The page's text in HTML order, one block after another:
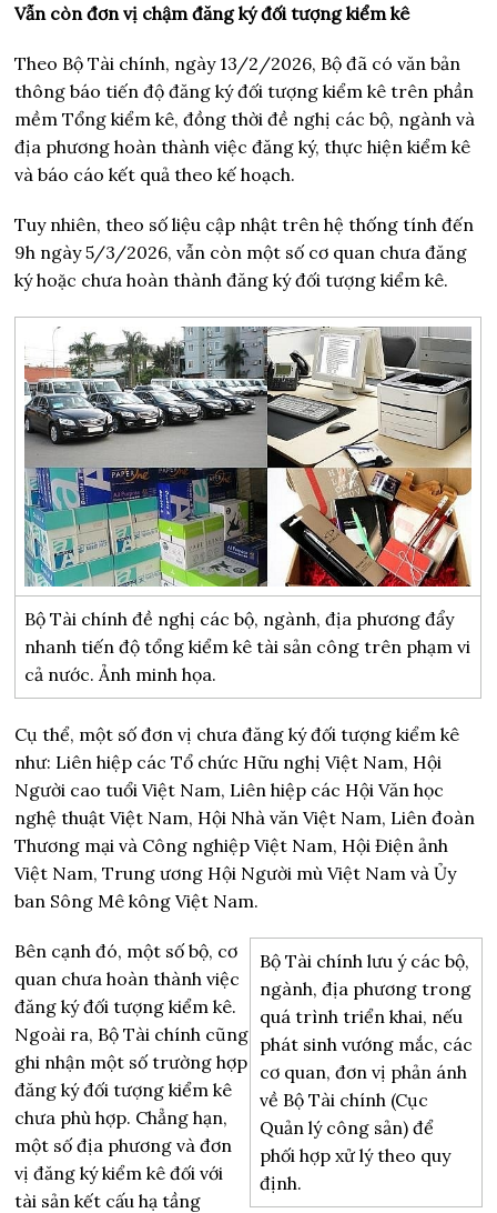
Vẫn còn đơn vị chậm đăng ký đối tượng kiểm kê
Theo Bộ Tài chính, ngày 13/2/2026, Bộ đã có văn bản
thông báo tiến độ đăng ký đối tượng kiểm kê trên phần
mềm Tổng kiểm kê, đồng thời đề nghị các bộ, ngành và
địa phương hoàn thành việc đăng ký, thực hiện kiểm kê
và báo cáo kết quả theo kế hoạch.
Tuy nhiên, theo số liệu cập nhật trên hệ thống tính đến
9h ngày 5/3/2026, vẫn còn một số cơ quan chưa đăng
ký hoặc chưa hoàn thành đăng ký đối tượng kiểm kê.
Bộ Tài chính đề nghị các bộ, ngành, địa phương đẩy
nhanh tiến độ tổng kiểm kê tài sản công trên phạm vi
cả nước. Ảnh minh họa.
Cụ thể, một số đơn vị chưa đăng ký đối tượng kiểm kê
như: Liên hiệp các Tổ chức Hữu nghị Việt Nam, Hội
Người cao tuổi Việt Nam, Liên hiệp các Hội Văn học
nghệ thuật Việt Nam, Hội Nhà văn Việt Nam, Liên đoàn
Thương mại và Công nghiệp Việt Nam, Hội Điện ảnh
Việt Nam, Trung ương Hội Người mù Việt Nam và Ủy
ban Sông Mê kông Việt Nam.
Bộ Tài chính lưu ý các bộ,
ngành, địa phương trong
quá trình triển khai, nếu
phát sinh vướng mắc, các
cơ quan, đơn vị phản ánh
về Bộ Tài chính (Cục
Quản lý công sản) để
phối hợp xử lý theo quy
định.
Bên cạnh đó, một số bộ, cơ
quan chưa hoàn thành việc
đăng ký đối tượng kiểm kê.
Ngoài ra, Bộ Tài chính cũng
ghi nhận một số trường hợp
đăng ký đối tượng kiểm kê
chưa phù hợp. Chẳng hạn,
một số địa phương và đơn
vị đăng ký kiểm kê đối với
tài sản kết cấu hạ tầng